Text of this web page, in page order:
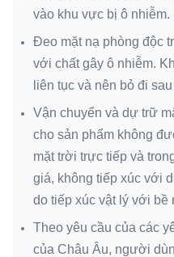
vào khu vực bị ô nhiễm.
Đeo mặt nạ phòng độc
với chất gây ô nhiễm.
liên tục và nên bỏ đi
Vận chuyển và dự trữ
cho sản phẩm không
mặt trời trực tiếp và
giá, không tiếp xúc với
do tiếp xúc vật lý với bề
Theo yêu cầu của các
của Châu Âu, người